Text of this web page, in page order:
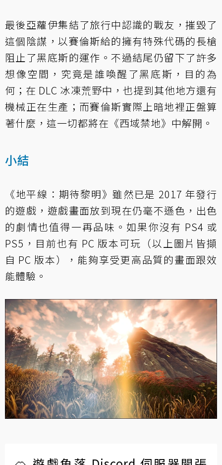
最後亞蘿伊集結了旅行中認識的戰友，摧毀了
這個陰謀，以賽倫斯給的擁有特殊代碼的長槍
阻止了黑底斯的運作。不過結尾仍留下了許多
想像空間，究竟是誰喚醒了黑底斯，目的為
何；在 DLC 冰凍荒野中，也提到其他地方還有
機械正在生產；而賽倫斯實際上暗地裡正盤算
著什麼，這一切都將在《西域禁地》中解開。
小結
《地平線：期待黎明》雖然已是 2017 年發行
的遊戲，遊戲畫面放到現在仍毫不遜色，出色
的劇情也值得一再品味。如果你沒有 PS4 或
PS5，目前也有 PC 版本可玩（以上圖片皆擷
自 PC 版本），能夠享受更高品質的畫面跟效
能體驗。